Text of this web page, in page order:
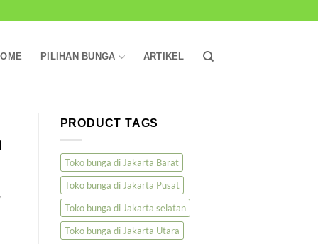
PILIHAN BUNGA ARTIKEL
PRODUCT TAGS
Toko bunga di Jakarta Barat
Toko bunga di Jakarta Pusat
Toko bunga di Jakarta selatan
Toko bunga di Jakarta Utara